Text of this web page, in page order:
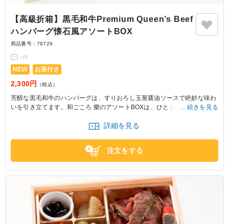
【高級折箱】黒毛和牛Premium Queen’s Beef
ハンバーグ懐石風アソートBOX
商品番号： 79729
-件
NEW お茶付き
2,300円 （税込）
芳醇な黒毛和牛のハンバーグは、すりおろし玉葱醤油ソースで絶妙な味わ
いを引き立てます。和ごころ 樂のアソートBOXは、ひとくちチキンカツ
続きを見る
詳細を見る
注文をする